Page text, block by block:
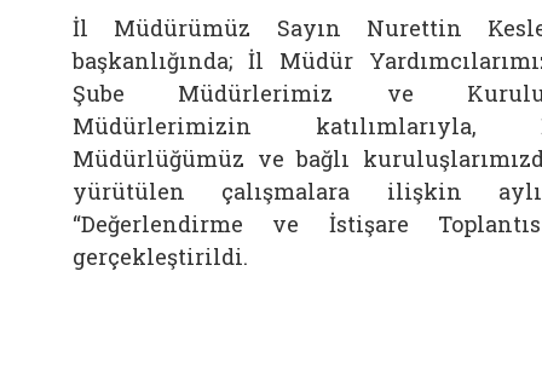
İl Müdürümüz Sayın Nurettin
başkanlığında; İl Müdür
Şube Müdürlerimiz ve
Müdürlerimizin katılımlarıyla,
Müdürlüğümüz ve bağlı
yürütülen çalışmalara ilişkin
“Değerlendirme ve İstişare
gerçekleştirildi.